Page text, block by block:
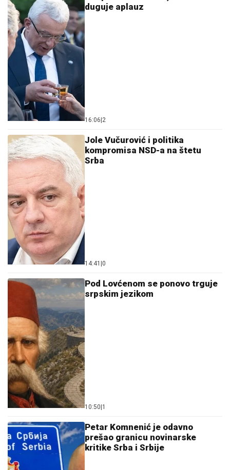
duguje aplauz
16:06|2
Jole Vučurović i politika
kompromisa NSD-a na štetu
Srba
14:41 |0
Pod Lovćenom se ponovo trguje
srpskim jezikom
10:50|1
Petar Komnenić je odavno
prešao granicu novinarske
kritike Srba i Srbije